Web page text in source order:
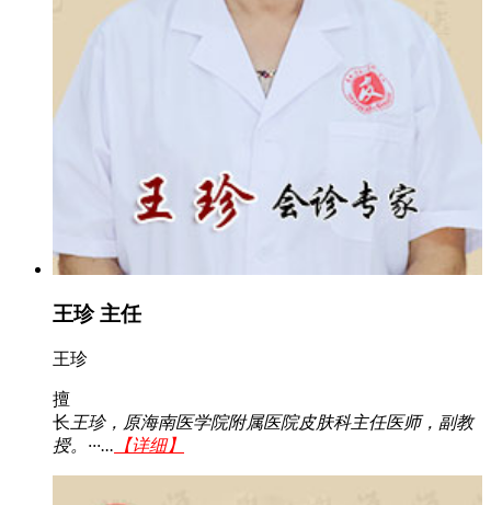
王珍 主任
王珍
擅
长王珍，原海南医学院附属医院皮肤科主任医师，副教
授。···... 【详细】